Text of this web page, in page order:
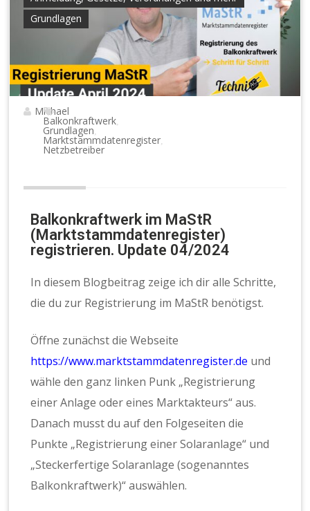
Grundlagen
Michael
Balkonkraftwerk,
Grundlagen
Marktstammdatenregister,
Netzbetreiber
Balkonkraftwerk im MaStR
(Marktstammdatenregister)
registrieren. Update 04/2024
In diesem Blogbeitrag zeige ich dir alle Schritte,
die du zur Registrierung im MaStR benötigst.
Öffne zunächst die Webseite
https://www.marktstammdatenregister.de und
wähle den ganz linken Punk „Registrierung
einer Anlage oder eines Marktakteurs“ aus.
Danach musst du auf den Folgeseiten die
Punkte „Registrierung einer Solaranlage“ und
„Steckerfertige Solaranlage (sogenanntes
Balkonkraftwerk)“ auswählen.